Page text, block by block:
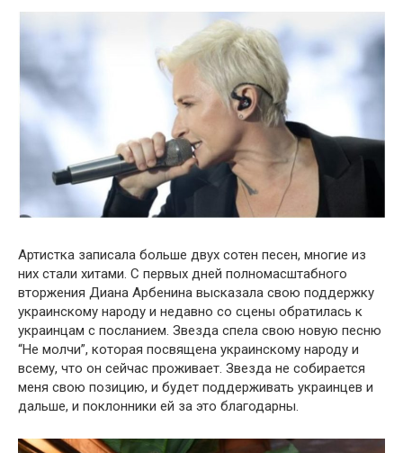
Артистка записала больше двух сотен песен, многие из
них стали хитами. С первых дней полномасштабного
вторжения Диана Арбенина высказала свою поддержку
украинскому народу и недавно со сцены обратилась к
украинцам с посланием. Звезда спела свою новую песню
“Не молчи”, которая посвящена украинскому народу и
всему, что он сейчас проживает. Звезда не собирается
меня свою позицию, и будет поддерживать украинцев и
дальше, и поклонники ей за это благодарны.